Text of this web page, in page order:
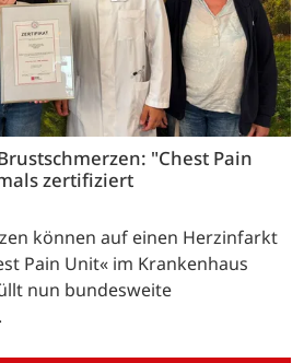
"Chest Pain
zertifiziert
können auf einen Herzinfarkt
Pain Unit« im Krankenhaus
nun bundesweite